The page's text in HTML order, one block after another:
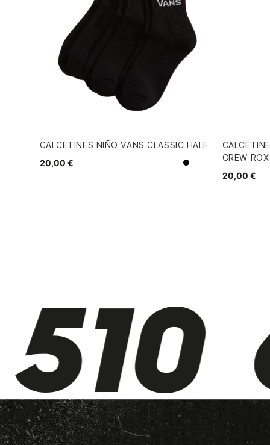
CALCETINES NIÑO VANS CLASSIC HALF
20,00 €
Negro
CREW ROX
20,00 €